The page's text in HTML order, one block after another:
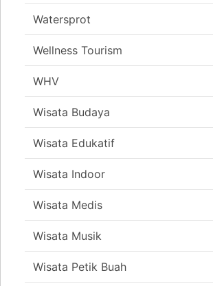
Watersprot
Wellness Tourism
WHV
Wisata Budaya
Wisata Edukatif
Wisata Indoor
Wisata Medis
Wisata Musik
Wisata Petik Buah